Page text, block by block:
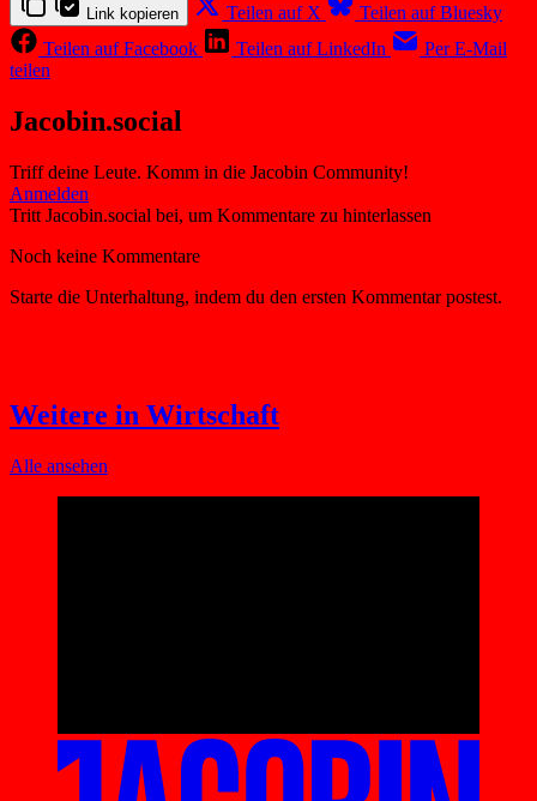
Link kopieren Teilen auf X
Teilen auf Bluesky
Teilen auf Facebook
Teilen auf LinkedIn
Per E-Mail
teilen
Jacobin.social
Triff deine Leute. Komm in die Jacobin Community!
Weitere in Wirtschaft
Alle ansehen